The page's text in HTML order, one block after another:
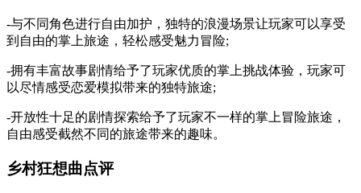
-与不同角色进行自由加护，独特的浪漫场景让玩家可以享受
到自由的掌上旅途，轻松感受魅力冒险;
-拥有丰富故事剧情给予了玩家优质的掌上挑战体验，玩家可
以尽情感受恋爱模拟带来的独特旅途;
-开放性十足的剧情探索给予了玩家不一样的掌上冒险旅途，
自由感受截然不同的旅途带来的趣味。
乡村狂想曲点评